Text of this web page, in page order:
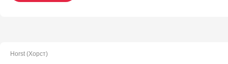
Horst (Хорст)